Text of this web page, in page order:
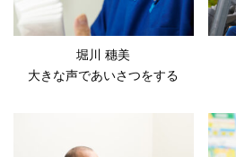
堀川 穗美
大きな声であいさつをする